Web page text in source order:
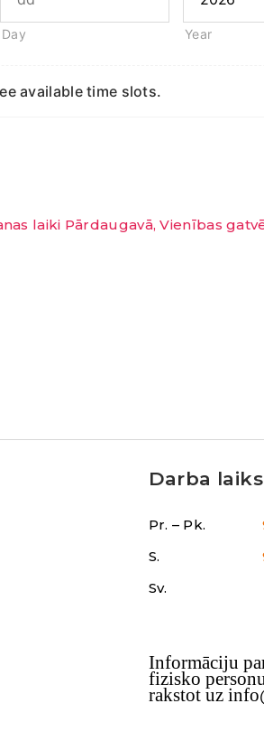
Day Year
available time slots.
laiki Pārdaugavā, Vienības
Darba laiks
Pr. – Pk.
S.
Sv.
Informāciju
fizisko
rakstot uz